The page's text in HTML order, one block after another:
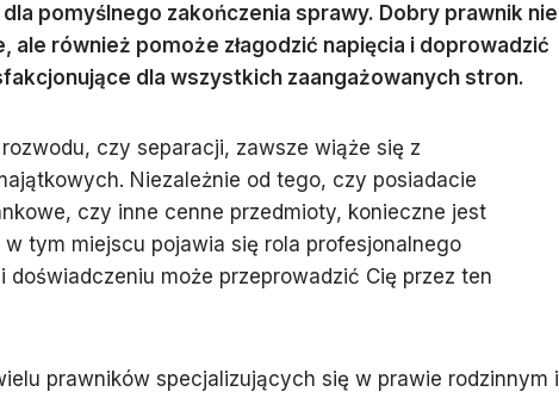
pomyślnego zakończenia sprawy. Dobry prawnik nie
również pomoże złagodzić napięcia i doprowadzić
dla wszystkich zaangażowanych stron.
czy separacji, zawsze wiąże się z
Niezależnie od tego, czy posiadacie
czy inne cenne przedmioty, konieczne jest
tym miejscu pojawia się rola profesjonalnego
może przeprowadzić Cię przez ten
prawników specjalizujących się w prawie rodzinnym i